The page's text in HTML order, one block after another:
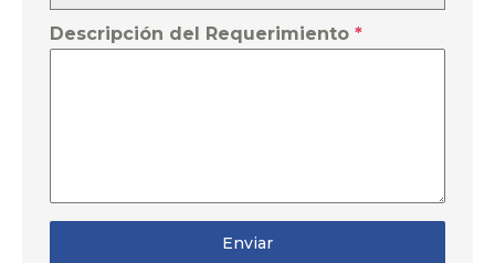
Descripción del Requerimiento *
Enviar